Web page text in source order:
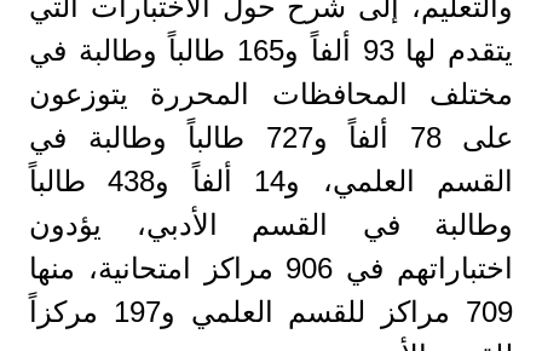
والتعليم، إلى شرح حول الاختبارات التي
يتقدم لها 93 ألفاً و165 طالباً وطالبة في
مختلف المحافظات المحررة يتوزعون
على 78 ألفاً و727 طالباً وطالبة في
القسم العلمي، و14 ألفاً و438 طالباً
وطالبة في القسم الأدبي، يؤدون
اختباراتهم في 906 مراكز امتحانية، منها
709 مراكز للقسم العلمي و197 مركزاً